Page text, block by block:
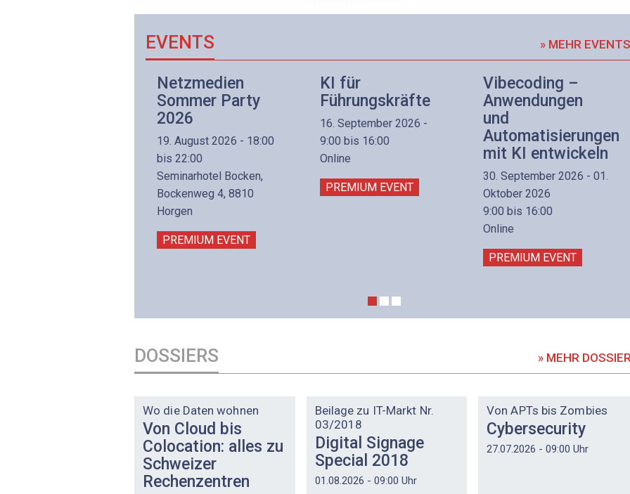
EVENTS » MEHR
Netzmedien
Sommer Party
2026
19. August 2026 - 18:00
bis 22:00
Seminarhotel Bocken,
Bockenweg 4, 8810
Horgen
PREMIUM EVENT
KI für
Führungskräfte
16. September 2026 -
9:00 bis 16:00
Online
PREMIUM EVENT
Vibecoding –
Anwendungen
und
Automatisierungen
mit KI entwickeln
30. September 2026 - 01.
Oktober 2026
9:00 bis 16:00
Online
PREMIUM EVENT
DOSSIERS » MEHR
Wo die Daten wohnen
Von Cloud bis
Colocation: alles zu
Schweizer
Rechenzentren
Beilage zu IT-Markt Nr.
03/2018
Digital Signage
Special 2018
01.08.2026 - 09:00 Uhr
Von APTs bis Zombies
Cybersecurity
27.07.2026 - 09:00 Uhr